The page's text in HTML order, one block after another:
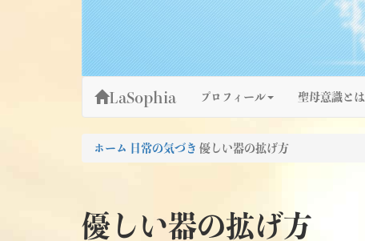
LaSophia プロフィール 聖母意識とは
ホーム 日常の気づき 優しい器の拡げ方
優しい器の拡げ方